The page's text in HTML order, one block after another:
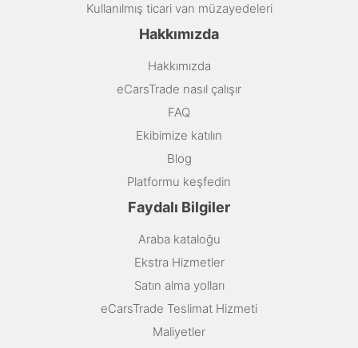
Kullanılmış ticari van müzayedeleri
Hakkımızda
Hakkımızda
eCarsTrade nasıl çalışır
FAQ
Ekibimize katılın
Blog
Platformu keşfedin
Faydalı Bilgiler
Araba kataloğu
Ekstra Hizmetler
Satın alma yolları
eCarsTrade Teslimat Hizmeti
Maliyetler